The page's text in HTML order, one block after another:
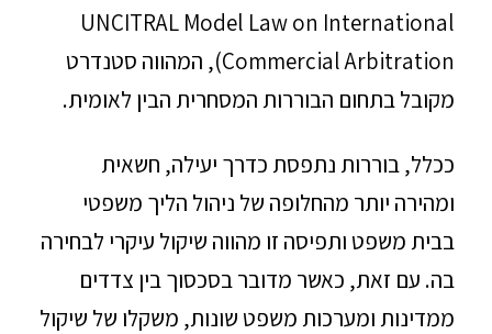
UNCITRAL Model Law on International
Commercial Arbitration), המהווה סטנדרט
מקובל בתחום הבוררות המסחרית הבין לאומית.
ככלל, בוררות נתפסת כדרך יעילה, חשאית
ומהירה יותר מהחלופה של ניהול הליך משפטי
בבית משפט ותפיסה זו מהווה שיקול עיקרי לבחירה
בה. עם זאת, כאשר מדובר בסכסוך בין צדדים
ממדינות ומערכות משפט שונות, משקלו של שיקול